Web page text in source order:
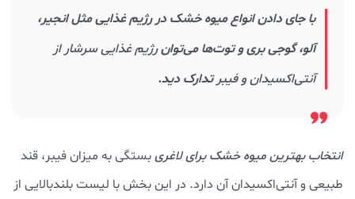
با جای دادن انواع میوه خشک در رژیم غذایی مثل انجیر،
آلو، گوجی بری و توت‌ها می‌توانرژیم غذایی سرشار از
آنتی‌اکسیدان‌ و فیبرتدارک دید.
انتخاب بهترین میوه خشک برای لاغریبستگی به میزان فیبر، قند
طبیعی و آنتی‌اکسیدان آن دارد. در این بخش با لیست بلندبالایی از